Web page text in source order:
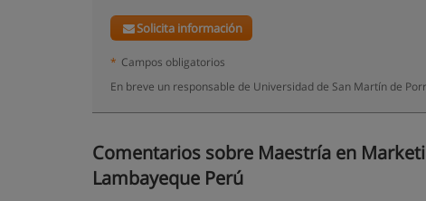
Solicita información
* Campos obligatorios
En breve un responsable de Universidad de San Martín de
Comentarios sobre Maestría en
Lambayeque Perú